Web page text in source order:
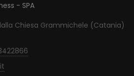
- SPA
Chiesa Grammichele (Catania)